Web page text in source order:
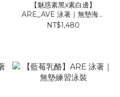
【魅惑素黑x素白邊】
ARE_AVE 泳著｜無墊海鷗
丁練習泳裝
NT$1,480